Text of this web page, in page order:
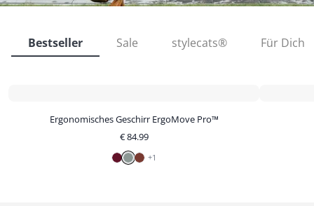
Bestseller Sale stylecats® Für Dich
Ergonomisches Geschirr ErgoMove Pro™
€84.99
+1